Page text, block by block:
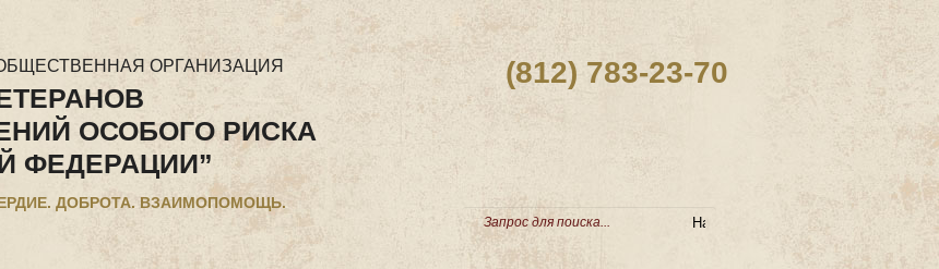
ОРГАНИЗАЦИЯ
ОСОБОГО РИСКА
ФЕДЕРАЦИИ”
ДОБРОТА. ВЗАИМОПОМОЩЬ.
(812) 783-23-70